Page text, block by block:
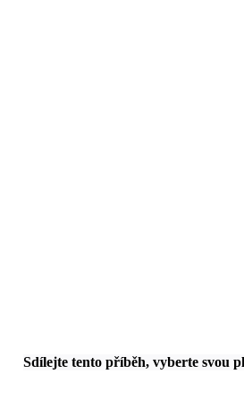
Sdílejte tento příběh, vyberte svou